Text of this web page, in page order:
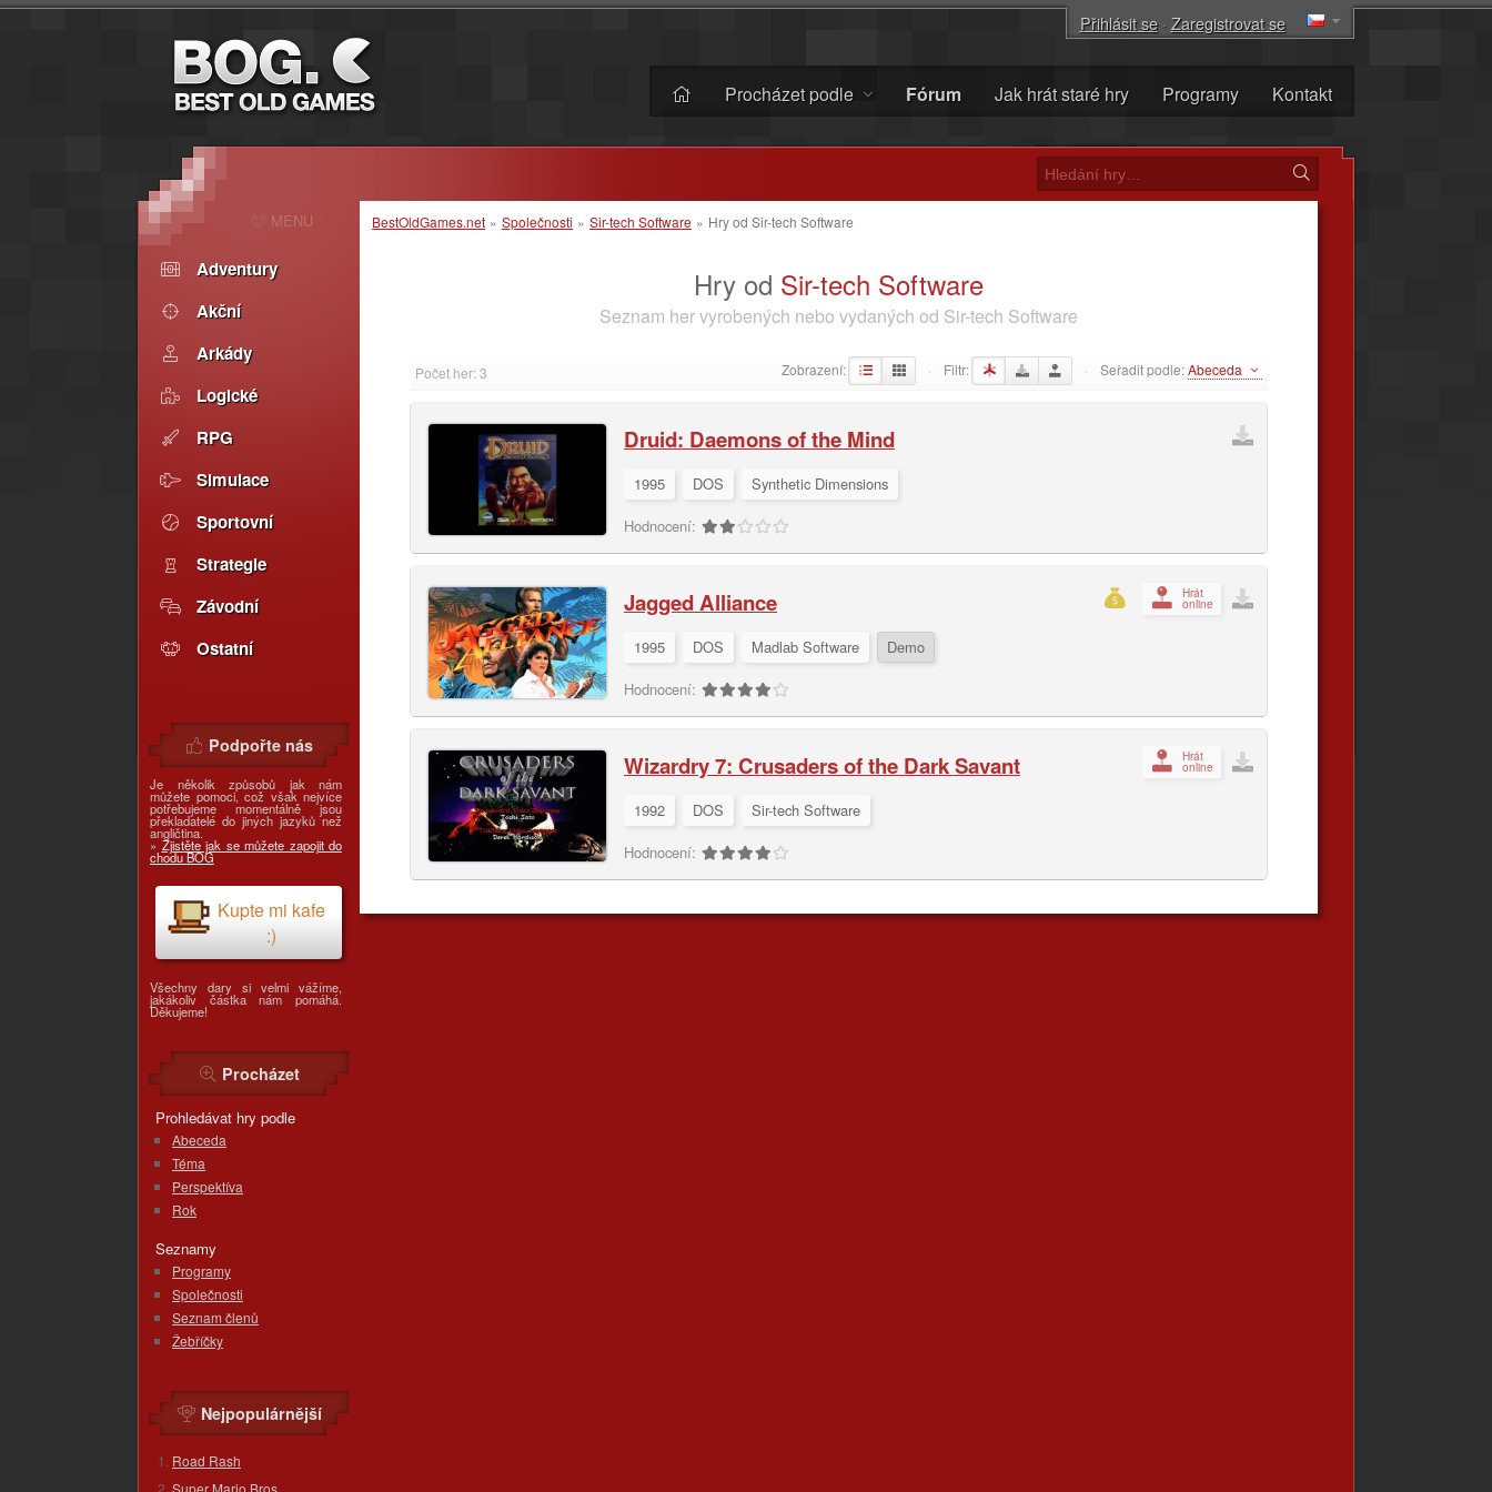
Přihlásit se·Zaregistrovat se
Procházet podle Fórum Jak hrát staré hry Programy Kontakt
BestOldGames.net » Společnosti » Sir-tech Software » Hry od Sir-tech Software
Hry od Sir-tech Software
Seznam her vyrobených nebo vydaných od Sir-tech Software
Počet her: 3 Zobrazení: · Filtr: · Seřadit podle:Abeceda
Druid: Daemons of the Mind
1995 DOS
Synthetic Dimensions
Hodnocení:
Hrát
online
Jagged Alliance
1995 DOS Madlab Software
Demo
Hodnocení:
Hrát
online
Wizardry 7: Crusaders of the Dark Savant
1992 DOS
Sir-tech Software
Hodnocení:
MENU
Adventury
Akční
Arkády
Logické
RPG
Simulace
Sportovní
Strategie
Závodní
Ostatní
Podpořte nás
Je několik způsobů jak nám
můžete pomoci, což však nejvíce
potřebujeme momentálně jsou
překladatelé do jiných jazyků než
angličtina.
» Zjistěte jak se můžete zapojit do
chodu BOG
Kupte mi kafe
:)
Všechny dary si velmi vážíme,
jakákoliv částka nám pomáhá.
Děkujeme!
Procházet
Prohledávat hry podle
Abeceda
Téma
Perspektíva
Rok
Seznamy
Programy
Společnosti
Seznam členů
Žebříčky
Nejpopulárnější
Road Rash
Super Mario Bros.